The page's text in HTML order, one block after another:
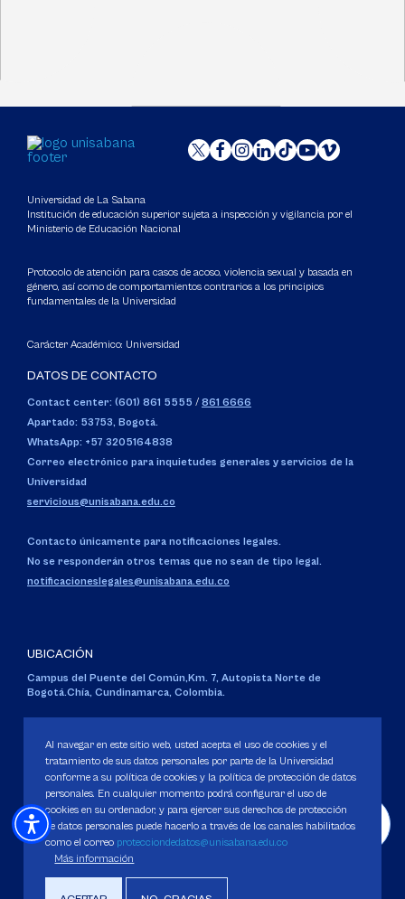
Universidad de La Sabana
Institución de educación superior sujeta a inspección y vigilancia por el
Ministerio de Educación Nacional
Protocolo de atención para casos de acoso, violencia sexual y basada en
género, así como de comportamientos contrarios a los principios
fundamentales de la Universidad
Carácter Académico: Universidad
DATOS DE CONTACTO
Contact center: (601) 861 5555 / 861 6666
Apartado: 53753, Bogotá.
WhatsApp: +57 3205164838
Correo electrónico para inquietudes generales y servicios de la
Universidad
servicious@unisabana.edu.co
Contacto únicamente para notificaciones legales.
No se responderán otros temas que no sean de tipo legal.
notificacioneslegales@unisabana.edu.co
UBICACIÓN
Campus del Puente del Común,Km. 7, Autopista Norte de
Bogotá.Chía, Cundinamarca, Colombia.
Personería Jurídica:Resolución 130 del 14 de enero de 1980.
Ministerio de Educación Nacional.
Política de Protección de datos
Al navegar en este sitio web, usted acepta el uso de cookies y el
tratamiento de sus datos personales por parte de la Universidad
conforme a su política de cookies y la política de protección de datos
personales. En cualquier momento podrá configurar el uso de
cookies en su ordenador, y para ejercer sus derechos de protección
de datos personales puede hacerlo a través de los canales habilitados
como el correo protecciondedatos@unisabana.edu.co
Más información